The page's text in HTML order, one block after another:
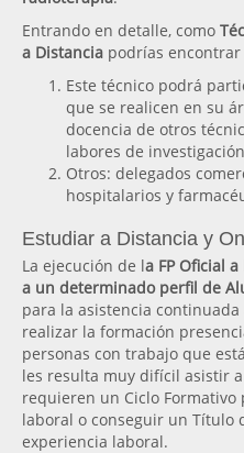
Entrando en detalle, como
a Distancia podrías
Este técnico podrá
que se realicen en su
docencia de otros
labores de investigación
Otros: delegados
hospitalarios y
Estudiar a Distancia y
La ejecución de la FP Oficial
a un determinado perfil de
para la asistencia
realizar la formación
personas con trabajo que
les resulta muy difícil asistir
requieren un Ciclo
laboral o conseguir un Título
experiencia laboral.